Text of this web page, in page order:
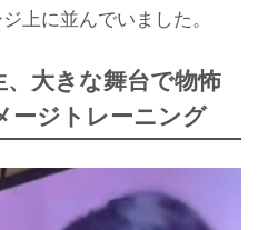
上に並んでいました。
大きな舞台で物怖
ージトレーニング